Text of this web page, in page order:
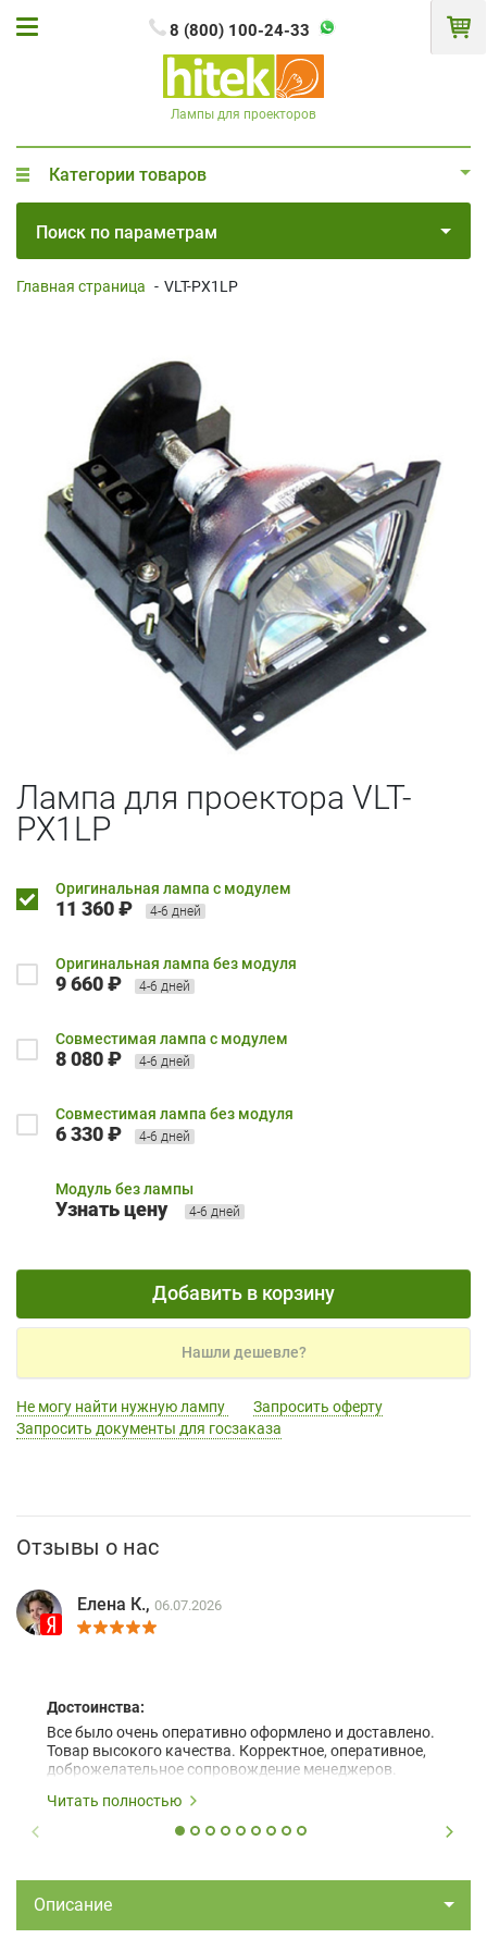
8 (800) 100-24-33
Лампы для проекторов
Категории товаров
Поиск по параметрам
Главная страница - VLT-PX1LP
Лампа для проектора VLT-
PX1LP
Оригинальная лампа с модулем
11 360 ₽ 4-6 дней
Оригинальная лампа без модуля
9 660 ₽ 4-6 дней
Совместимая лампа с модулем
8 080 ₽ 4-6 дней
Совместимая лампа без модуля
6 330 ₽ 4-6 дней
Модуль без лампы
Узнать цену 4-6 дней
Добавить в корзину
Нашли дешевле?
Не могу найти нужную лампу
Запросить оферту
Запросить документы для госзаказа
Отзывы о нас
Елена К., 06.07.2026
Достоинства:
Все было очень оперативно оформлено и доставлено.
Товар высокого качества. Корректное, оперативное,
доброжелательное сопровождение менеджеров.
Читать полностью
Описание